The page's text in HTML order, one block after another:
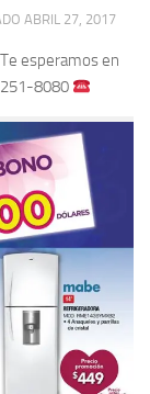
ABRIL 27, 2017
esperamos en
8080